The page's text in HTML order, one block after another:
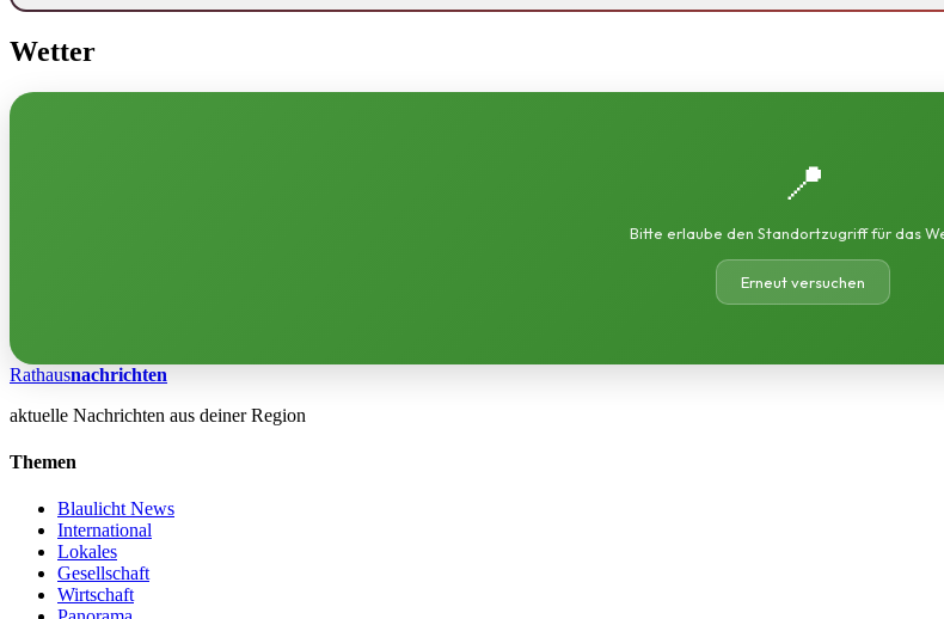
Wetter
📍
Bitte erlaube den Standortzugriff für das
Erneut versuchen
Rathausnachrichten
aktuelle Nachrichten aus deiner Region
Themen
Blaulicht News
International
Lokales
Gesellschaft
Wirtschaft